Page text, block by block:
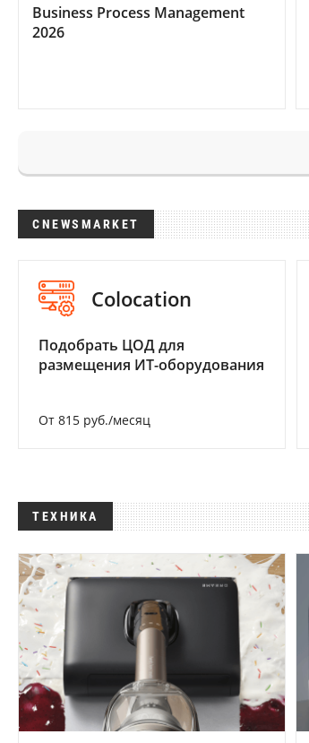
Business Process Management
2026
CNEWSMARKET
Colocation
Подобрать ЦОД для
размещения ИТ-оборудования
От 815 руб./месяц
ТЕХНИКА